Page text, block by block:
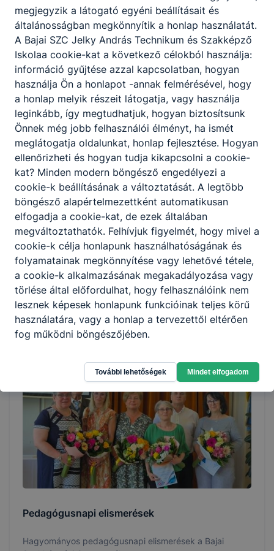
Megosztás
KAPCSOLÓDÓ HÍREK
Nyári ügyelet iskolánkban
Nyári ügyeleti rend az isklánkban:
2026. jún. 30. Figura Lászlóné
Pedagógusnapi elismerések
Hagyományos pedagógusnapi elismerések a Bajai
megjegyzik a látogató egyéni beállításait és
általánosságban megkönnyítik a honlap használatát.
A Bajai SZC Jelky András Technikum és Szakképző
Iskolaa cookie-kat a következő célokból használja:
információ gyűjtése azzal kapcsolatban, hogyan
használja Ön a honlapot -annak felmérésével, hogy
a honlap melyik részeit látogatja, vagy használja
leginkább, így megtudhatjuk, hogyan biztosítsunk
Önnek még jobb felhasználói élményt, ha ismét
meglátogatja oldalunkat, honlap fejlesztése. Hogyan
ellenőrizheti és hogyan tudja kikapcsolni a cookie-
kat? Minden modern böngésző engedélyezi a
cookie-k beállításának a változtatását. A legtöbb
böngésző alapértelmezettként automatikusan
elfogadja a cookie-kat, de ezek általában
megváltoztathatók. Felhívjuk figyelmét, hogy mivel a
cookie-k célja honlapunk használhatóságának és
folyamatainak megkönnyítése vagy lehetővé tétele,
a cookie-k alkalmazásának megakadályozása vagy
törlése által előfordulhat, hogy felhasználóink nem
lesznek képesek honlapunk funkcióinak teljes körű
használatára, vagy a honlap a tervezettől eltérően
fog működni böngészőjében.
További lehetőségek Mindet elfogadom